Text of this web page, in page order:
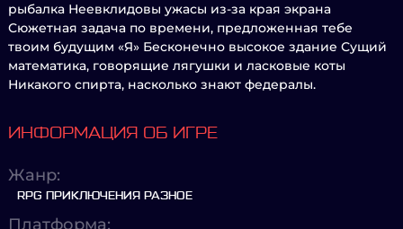
рыбалка Неевклидовы ужасы из-за края экрана
Сюжетная задача по времени, предложенная тебе
твоим будущим «Я» Бесконечно высокое здание Сущий
математика, говорящие лягушки и ласковые коты
Никакого спирта, насколько знают федералы.
ИНФОРМАЦИЯ ОБ ИГРЕ
Жанр:
RPG ПРИКЛЮЧЕНИЯ РАЗНОЕ
Платформа: